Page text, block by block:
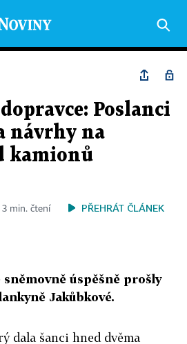
Poslanci
návrhy na
kamionů
3 min. čtení PŘEHRÁT ČLÁNEK
úspěšně prošly
Jakůbkové.
dala šanci hned dvěma